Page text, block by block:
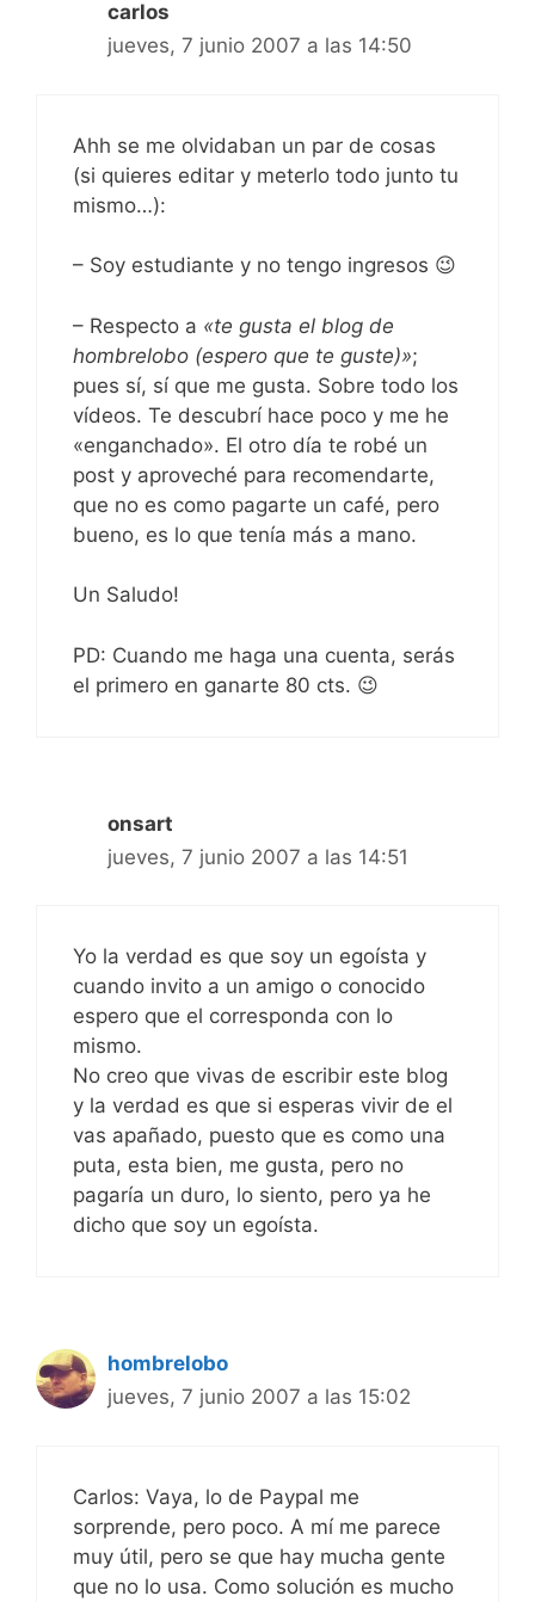
carlos
jueves, 7 junio 2007 a las 14:50
Ahh se me olvidaban un par de cosas
(si quieres editar y meterlo todo junto tu
mismo…):
– Soy estudiante y no tengo ingresos 😉
– Respecto a «te gusta el blog de
hombrelobo (espero que te guste)»;
pues sí, sí que me gusta. Sobre todo los
vídeos. Te descubrí hace poco y me he
«enganchado». El otro día te robé un
post y aproveché para recomendarte,
que no es como pagarte un café, pero
bueno, es lo que tenía más a mano.
Un Saludo!
PD: Cuando me haga una cuenta, serás
el primero en ganarte 80 cts. 😉
onsart
jueves, 7 junio 2007 a las 14:51
Yo la verdad es que soy un egoísta y
cuando invito a un amigo o conocido
espero que el corresponda con lo
mismo.
No creo que vivas de escribir este blog
y la verdad es que si esperas vivir de el
vas apañado, puesto que es como una
puta, esta bien, me gusta, pero no
pagaría un duro, lo siento, pero ya he
dicho que soy un egoísta.
hombrelobo
jueves, 7 junio 2007 a las 15:02
Carlos: Vaya, lo de Paypal me
sorprende, pero poco. A mí me parece
muy útil, pero se que hay mucha gente
que no lo usa. Como solución es mucho